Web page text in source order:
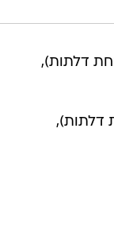
בשעה 20:15 (פתיחת דלתות),
12:00 (פתיחת דלתות),